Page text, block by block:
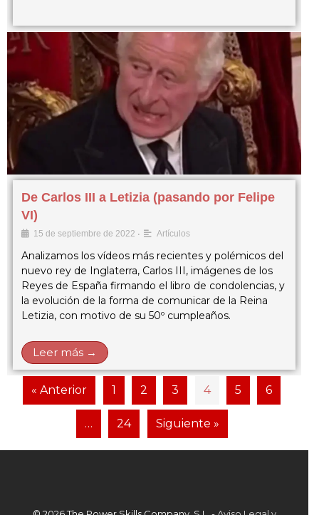
De Carlos III a Letizia (pasando por Felipe
VI)
15 de septiembre de 2022 • Artículos
Analizamos los vídeos más recientes y polémicos del
nuevo rey de Inglaterra, Carlos III, imágenes de los
Reyes de España firmando el libro de condolencias, y
la evolución de la forma de comunicar de la Reina
Letizia, con motivo de su 50º cumpleaños.
Leer más →
« Anterior 1 2 3 4 5 6
… 24 Siguiente »